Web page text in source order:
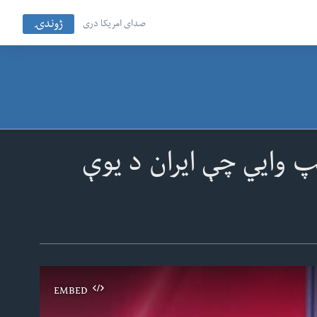
صدای امریکا دری ژوندۍ
وايي چې ایران د یوې
EMBED